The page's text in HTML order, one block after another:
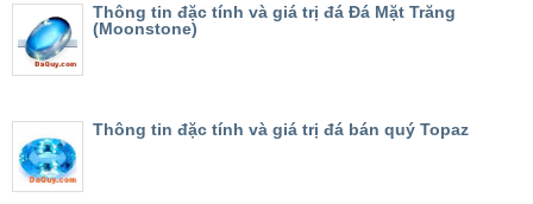
Thông tin đặc tính và giá trị đá Đá Mặt Trăng
(Moonstone)
Thông tin đặc tính và giá trị đá bán quý Topaz